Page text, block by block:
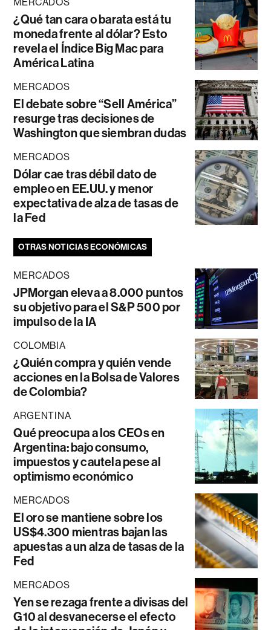
¿Qué tan cara o barata está tu
moneda frente al dólar? Esto
revela el Índice Big Mac para
América Latina
MERCADOS
El debate sobre “Sell América”
resurge tras decisiones de
Washington que siembran dudas
MERCADOS
Dólar cae tras débil dato de
empleo en EE.UU. y menor
expectativa de alza de tasas de
la Fed
OTRAS NOTICIAS ECONÓMICAS
MERCADOS
JPMorgan eleva a 8.000 puntos
su objetivo para el S&P 500 por
impulso de la IA
COLOMBIA
¿Quién compra y quién vende
acciones en la Bolsa de Valores
de Colombia?
ARGENTINA
Qué preocupa a los CEOs en
Argentina: bajo consumo,
impuestos y cautela pese al
optimismo económico
MERCADOS
El oro se mantiene sobre los
US$4.300 mientras bajan las
apuestas a un alza de tasas de la
Fed
MERCADOS
Yen se rezaga frente a divisas del
G10 al desvanecerse el efecto